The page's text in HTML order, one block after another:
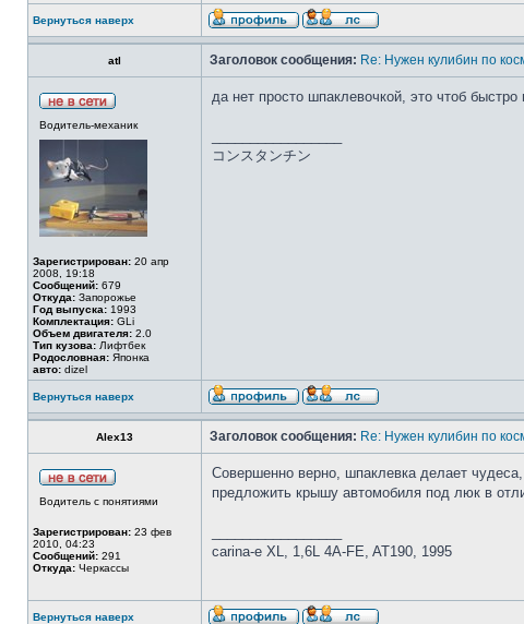
Вернуться наверх
atl Заголовок сообщения: Re: Нужен кулибин по
Водитель-механик
Зарегистрирован: 20 апр
2008, 19:18
Сообщений: 679
Откуда: Запорожье
Год выпуска: 1993
Комплектация: GLi
Объем двигателя: 2.0
Тип кузова: Лифтбек
Родословная: Японка
авто: dizel
да нет просто шпаклевочкой, это чтоб
コンスタンチン
Вернуться наверх
Alex13 Заголовок сообщения: Re: Нужен кулибин по
Водитель с понятиями
Зарегистрирован: 23 фев
2010, 04:23
Сообщений: 291
Откуда: Черкассы
Совершенно верно, шпаклевка делает
предложить крышу автомобиля под люк в
carina-e XL, 1,6L 4A-FE, AT190, 1995
Вернуться наверх